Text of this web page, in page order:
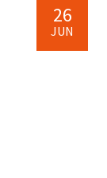
26
JUN